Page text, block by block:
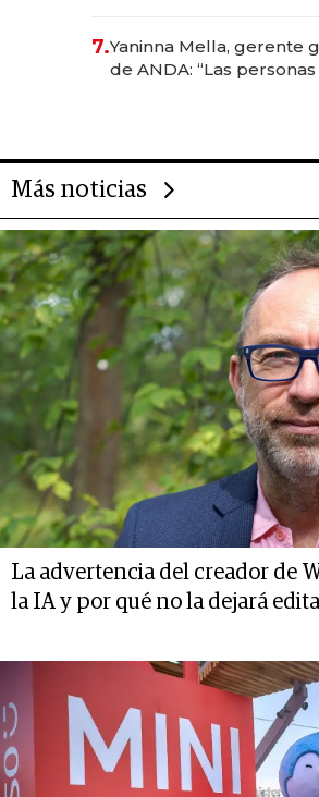
7.Yaninna Mella, gerente
de ANDA: “Las
Más noticias
La advertencia del creador de
la IA y por qué no la dejará